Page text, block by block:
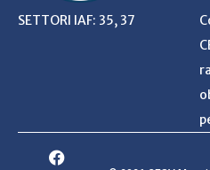
SETTORI IAF: 35, 37